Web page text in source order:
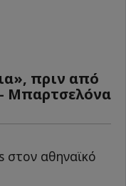
πριν από
Μπαρτσελόνα